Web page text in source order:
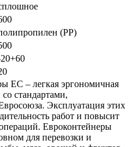
(PP)
ЕС – легкая эргономичная
со стандартами,
Эксплуатация этих
работ и повысит
Евроконтейнеры
для перевозки и